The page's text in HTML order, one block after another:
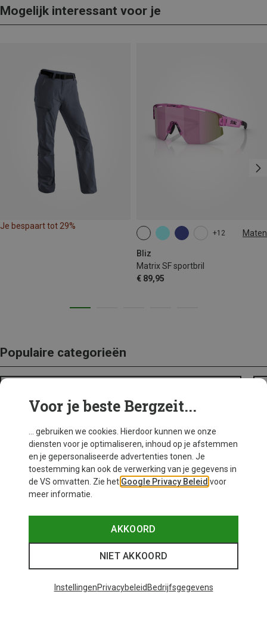
Mogelijk interessant voor je
Je bespaart tot 29%
+12 Maten
Bliz
Matrix SF sportbril
€ 89,95
ONE SIZE
Populaire categorieën
Voor je beste Bergzeit...
... gebruiken we cookies. Hierdoor kunnen we onze
diensten voor je optimaliseren, inhoud op je afstemmen
en je gepersonaliseerde advertenties tonen. Je
toestemming kan ook de verwerking van je gegevens in
de VS omvatten. Zie het Google Privacy Beleid voor
meer informatie.
AKKOORD
NIET AKKOORD
InstellingenPrivacybeleid Bedrijfsgegevens